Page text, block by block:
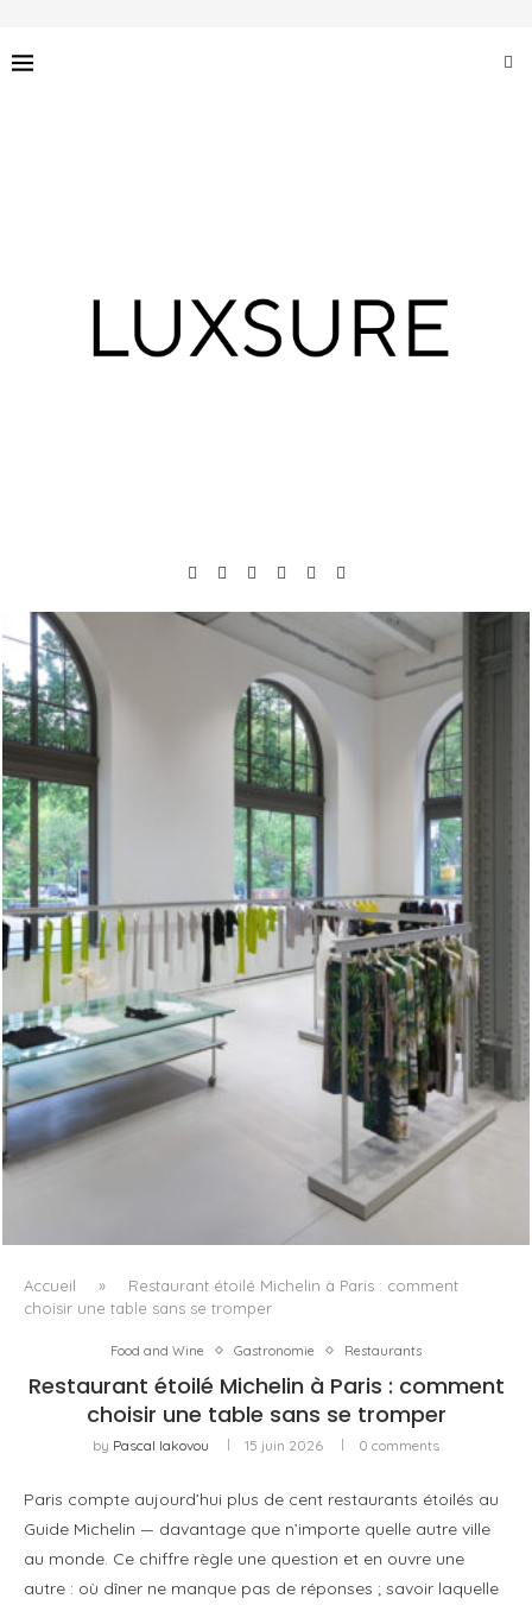
ISSEY MIYAKE AU 45 MADISON AVENUE : LE PLI COMME
PRINCIPE ARCHITECTURAL
Accueil »
Restaurant étoilé Michelin à Paris : comment
choisir une table sans se tromper
Food and Wine Gastronomie Restaurants
Restaurant étoilé Michelin à Paris : comment
choisir une table sans se tromper
by Pascal Iakovou 15 juin 2026 0 comments
Paris compte aujourd’hui plus de cent restaurants étoilés au
Guide Michelin — davantage que n’importe quelle autre ville
au monde. Ce chiffre règle une question et en ouvre une
autre : où dîner ne manque pas de réponses ; savoir laquelle